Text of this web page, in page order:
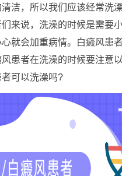
洁，所以我们应该经常洗澡
来说，洗澡的时候是需要
就会加重病情。白癜风患
患者在洗澡的时候要注意以
可以洗澡吗?